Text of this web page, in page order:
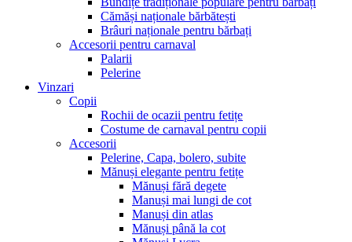
Cămăși naționale bărbătești
Brâuri naționale pentru bărbați
Accesorii pentru carnaval
Palarii
Pelerine
Vinzari
Copii
Rochii de ocazii pentru fetițe
Costume de carnaval pentru copii
Accesorii
Pelerine, Capa, bolero, subite
Mănuși elegante pentru fetițe
Mănuși fără degete
Manuși mai lungi de cot
Manuși din atlas
Mănuși până la cot